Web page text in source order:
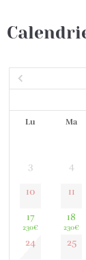
Lu Ma
3 4
10 11
17
230€
18
230€
24 25